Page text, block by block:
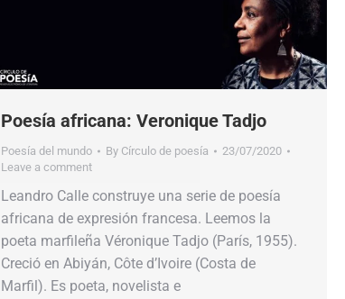
Poesía africana: Veronique Tadjo
Poesía del mundo By Círculo de poesía
23/07/2020
Leave a comment
Leandro Calle construye una serie de poesía
africana de expresión francesa. Leemos la
poeta marfileña Véronique Tadjo (París, 1955).
Creció en Abiyán, Côte d’Ivoire (Costa de
Marfil). Es poeta, novelista e